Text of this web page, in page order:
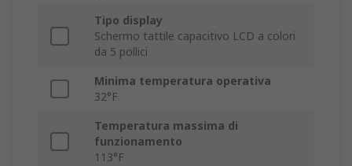
Tipo display
Schermo tattile capacitivo LCD a colori
da 5 pollici
Minima temperatura operativa
32°F
Temperatura massima di
funzionamento
113°F